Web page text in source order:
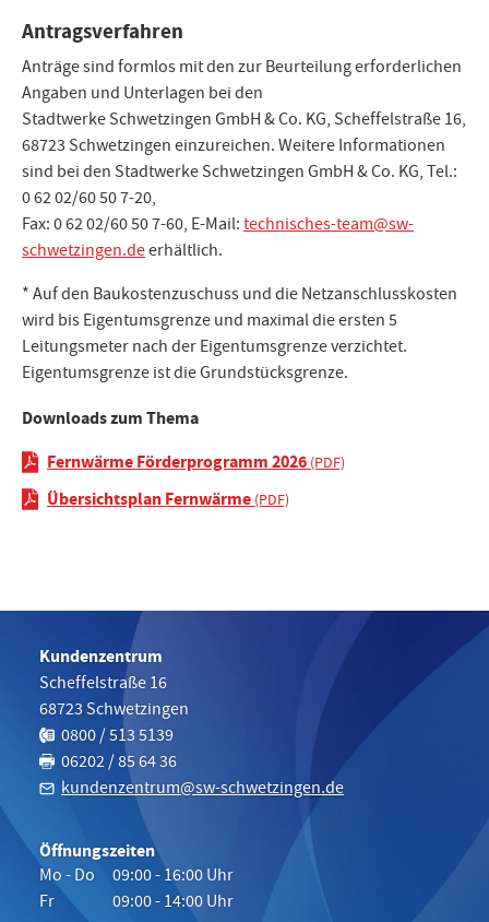
Antragsverfahren
Anträge sind formlos mit den zur Beurteilung erforderlichen
Angaben und Unterlagen bei den
Stadtwerke Schwetzingen GmbH & Co. KG, Scheffelstraße 16,
68723 Schwetzingen einzureichen. Weitere Informationen
sind bei den Stadtwerke Schwetzingen GmbH & Co. KG, Tel.:
0 62 02/60 50 7-20,
Fax: 0 62 02/60 50 7-60, E-Mail:technisches-team@sw-
schwetzingen.deerhältlich.
* Auf den Baukostenzuschuss und die Netzanschlusskosten
wird bis Eigentumsgrenze und maximal die ersten 5
Leitungsmeter nach der Eigentumsgrenze verzichtet.
Eigentumsgrenze ist die Grundstücksgrenze.
Fernwärme Förderprogramm 2026
Übersichtsplan Fernwärme
Kundenzentrum
Scheffelstraße 16
68723Schwetzingen
Telefon:
0800 / 513 5139
Fax:06202 / 85 64 36
kundenzentrum@sw-schwetzingen.de
Öffnungszeiten
Mo - Do
09:00 - 16:00 Uhr
Fr
09:00 - 14:00 Uhr